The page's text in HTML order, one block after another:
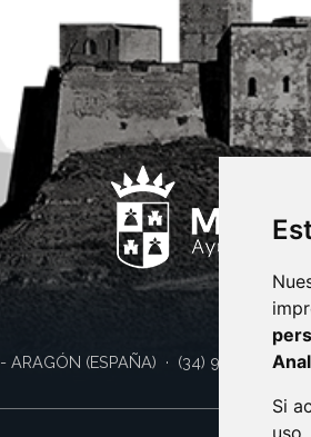
Si
- ARAGÓN (ESPAÑA) · (34) 974 400 700